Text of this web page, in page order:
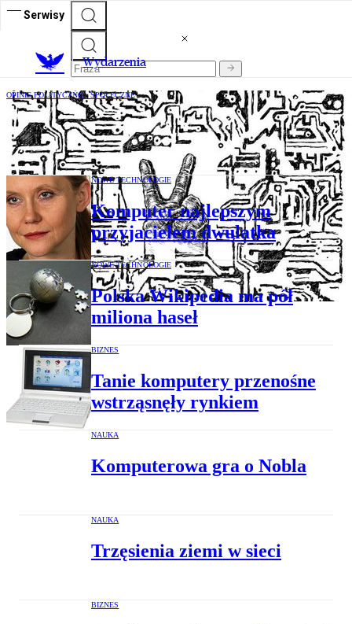
Serwisy
Wydarzenia
OPINIE POLITYCZNO - SPOŁECZNE
Matematyka nie tylko dla twardzieli
NOWE TECHNOLOGIE
Komputer najlepszym
przyjacielem dwulatka
NOWE TECHNOLOGIE
Polska Wikipedia ma pół
miliona haseł
BIZNES
Tanie komputery przenośne
wstrząsnęły rynkiem
NAUKA
Komputerowa gra o Nobla
NAUKA
Trzęsienia ziemi w sieci
BIZNES